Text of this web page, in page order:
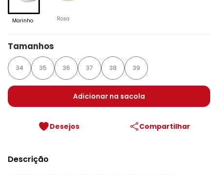
Marinho Rosa
Tamanhos
34 35 36 37 38 39
Adicionar na sacola
Desejos Compartilhar
Descrição